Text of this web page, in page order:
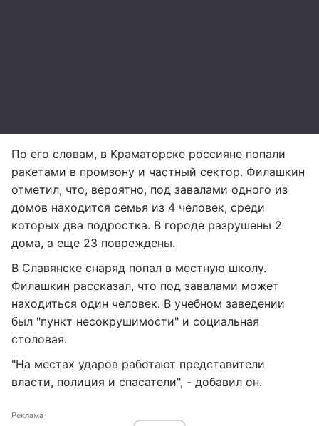
По его словам, в Краматорске россияне попали
ракетами в промзону и частный сектор. Филашкин
отметил, что, вероятно, под завалами одного из
домов находится семья из 4 человек, среди
которых два подростка. В городе разрушены 2
дома, а еще 23 повреждены.
В Славянске снаряд попал в местную школу.
Филашкин рассказал, что под завалами может
находиться один человек. В учебном заведении
был "пункт несокрушимости" и социальная
столовая.
"На местах ударов работают представители
власти, полиция и спасатели", - добавил он.
Реклама